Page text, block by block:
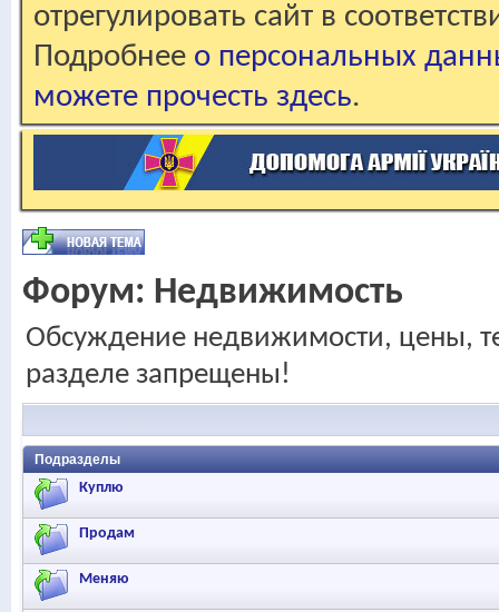
отрегулировать сайт в
Подробнее о персональных
можете прочесть здесь.
Форум: Недвижимость
Обсуждение недвижимости, цены,
разделе запрещены!
Подразделы
Куплю
Продам
Меняю